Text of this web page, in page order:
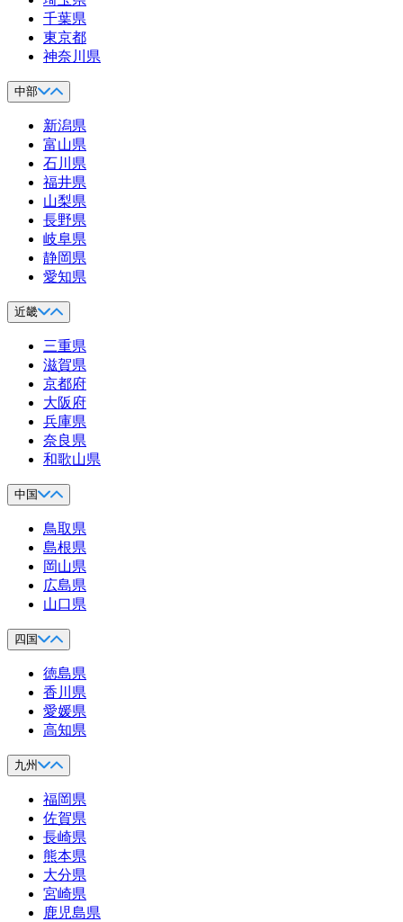
千葉県
東京都
神奈川県
中部
新潟県
富山県
石川県
福井県
山梨県
長野県
岐阜県
静岡県
愛知県
近畿
三重県
滋賀県
京都府
大阪府
兵庫県
奈良県
和歌山県
中国
鳥取県
島根県
岡山県
広島県
山口県
四国
徳島県
香川県
愛媛県
高知県
九州
福岡県
佐賀県
長崎県
熊本県
大分県
宮崎県
鹿児島県